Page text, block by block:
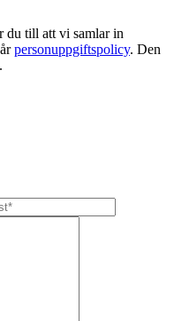
du till att vi samlar in
personuppgiftspolicy. Den